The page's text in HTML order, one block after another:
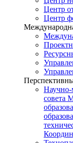
Центр
Центр
Научно-
совета